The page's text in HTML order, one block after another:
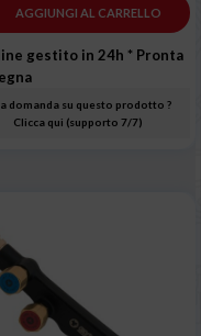
AGGIUNGI AL CARRELLO
gestito in 24h * Pronta
domanda su questo prodotto ?
Clicca qui (supporto 7/7)